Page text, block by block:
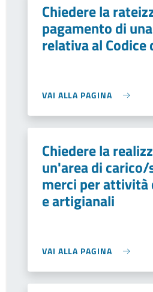
Chiedere la
pagamento di
relativa al Codice
VAI ALLA PAGINA
Chiedere la
un'area di carico/
merci per attività
e artigianali
VAI ALLA PAGINA